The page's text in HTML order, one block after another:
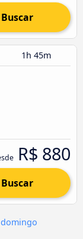
Buscar
1h 45m
R$ 880
Buscar